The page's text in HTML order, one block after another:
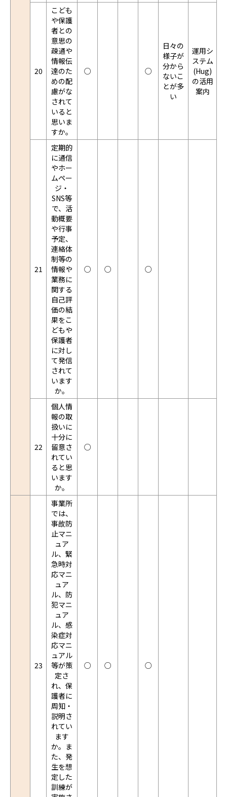
20
こども
や保護
者との
意思の
疎通や
情報伝
達のた
めの配
慮がな
されて
いると
思いま
すか。
○ ○
日々の
様子が
分から
ないこ
とが多
い
運用シ
ステム
(Hug)
の活用
案内
21
定期的
に通信
やホー
ムペー
ジ・
SNS等
で、活
動概要
や行事
予定、
連絡体
制等の
情報や
業務に
関する
自己評
価の結
果をこ
どもや
保護者
に対し
て発信
されて
います
か。
○ ○ ○
22
個人情
報の取
扱いに
十分に
留意さ
れてい
ると思
います
か。
○
23
事業所
では、
事故防
止マニ
ュア
ル、緊
急時対
応マニ
ュア
ル、防
犯マニ
ュア
ル、感
染症対
応マニ
ュアル
等が策
定さ
れ、保
護者に
周知・
説明さ
れてい
ます
か。ま
た、発
生を想
定した
訓練が
○ ○ ○